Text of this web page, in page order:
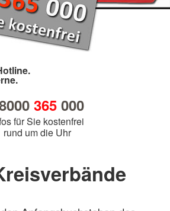
365000
für Sie kostenfrei
rund um die Uhr